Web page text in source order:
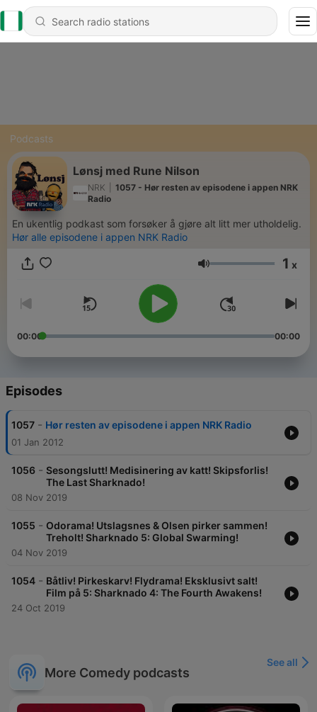
Podcasts
Lønsj med Rune Nilson
NRK
1057 - Hør resten av episodene i appen NRK
Radio
En ukentlig podkast som forsøker å gjøre alt litt mer utholdelig.
Hør alle episodene i appen NRK Radio
Volume 1 x
00:00 00:00
Episodes
1057 - Hør resten av episodene i appen NRK Radio
01 Jan 2012
1056 - Sesongslutt! Medisinering av katt! Skipsforlis!
The Last Sharknado!
08 Nov 2019
1055 - Odorama! Utslagsnes & Olsen pirker sammen!
Treholt! Sharknado 5: Global Swarming!
04 Nov 2019
1054 - Båtliv! Pirkeskarv! Flydrama! Eksklusivt salt!
Film på 5: Sharknado 4: The Fourth Awakens!
24 Oct 2019
More Comedy podcasts
See all